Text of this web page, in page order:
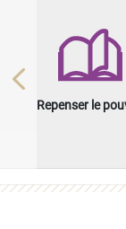
Repenser le
Previous